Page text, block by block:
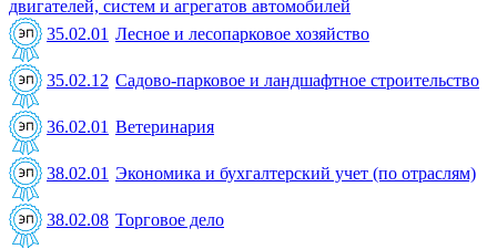
двигателей, систем и агрегатов автомобилей
35.02.01 Лесное и лесопарковое хозяйство
35.02.12 Садово-парковое и ландшафтное строительство
36.02.01 Ветеринария
38.02.01 Экономика и бухгалтерский учет (по отраслям)
38.02.08 Торговое дело